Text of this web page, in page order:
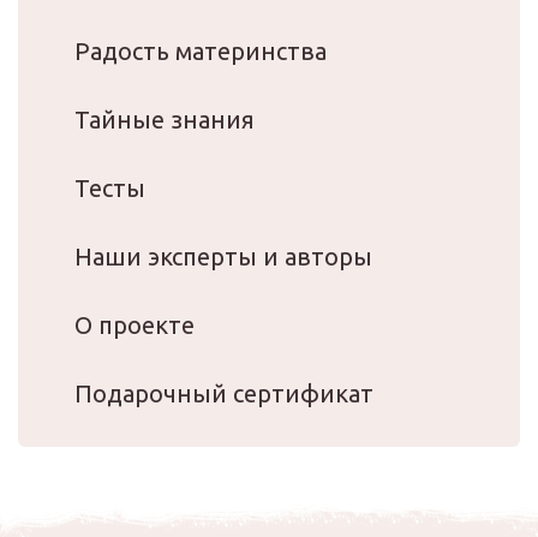
Радость материнства
Тайные знания
Тесты
Наши эксперты и авторы
О проекте
Подарочный сертификат